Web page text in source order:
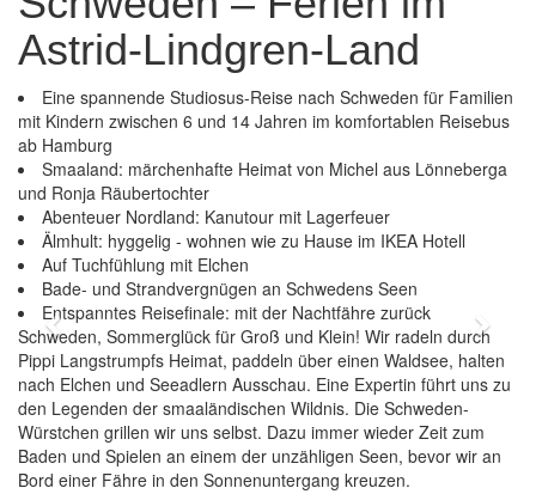
Astrid-Lindgren-Land
Eine spannende Studiosus-Reise nach Schweden für Familien
mit Kindern zwischen 6 und 14 Jahren im komfortablen Reisebus
ab Hamburg
Smaaland: märchenhafte Heimat von Michel aus Lönneberga
und Ronja Räubertochter
Abenteuer Nordland: Kanutour mit Lagerfeuer
Älmhult: hyggelig - wohnen wie zu Hause im IKEA Hotell
Auf Tuchfühlung mit Elchen
Bade- und Strandvergnügen an Schwedens Seen
Entspanntes Reisefinale: mit der Nachtfähre zurück
Previous Next
Schweden, Sommerglück für Groß und Klein! Wir radeln durch
Pippi Langstrumpfs Heimat, paddeln über einen Waldsee, halten
nach Elchen und Seeadlern Ausschau. Eine Expertin führt uns zu
den Legenden der smaaländischen Wildnis. Die Schweden-
Würstchen grillen wir uns selbst. Dazu immer wieder Zeit zum
Baden und Spielen an einem der unzähligen Seen, bevor wir an
Bord einer Fähre in den Sonnenuntergang kreuzen.